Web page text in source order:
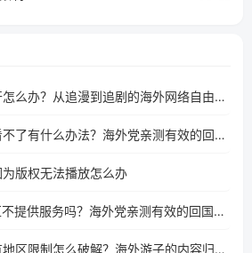
飒漫画国外打不开怎么办？从追漫到追剧的海外网络自由之路
哔哩哔哩在国外看不了有什么办法？海外党亲测有效的回国加速解决方案
版权无法播放怎么办
韩剧tv对所在地区不提供服务吗？海外党亲测有效的回国加速解决方案
酷匠阅读在海外有地区限制怎么破解？海外游子的内容归乡路